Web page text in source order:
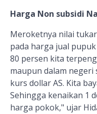
Harga Non subsidi
Meroketnya nilai
pada harga jual
80 persen kita
maupun dalam negeri
kurs dollar AS. Kita
Sehingga kenaikan 1
harga pokok," ujar